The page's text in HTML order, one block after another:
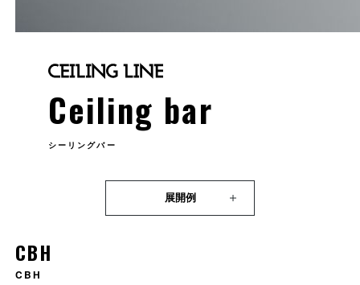
Ceiling bar
シーリングバー
展開例
CBH
CBH